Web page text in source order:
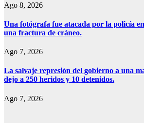
Ago 8, 2026
Una fotógrafa fue atacada por la policía
una fractura de cráneo.
Ago 7, 2026
La salvaje represión del gobierno a una
dejo a 250 heridos y 10 detenidos.
Ago 7, 2026